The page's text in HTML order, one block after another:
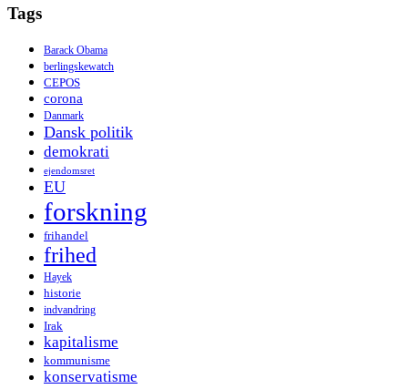
Tags
Barack Obama
berlingskewatch
CEPOS
corona
Danmark
Dansk politik
demokrati
ejendomsret
EU
forskning
frihandel
frihed
Hayek
historie
indvandring
Irak
kapitalisme
kommunisme
konservatisme